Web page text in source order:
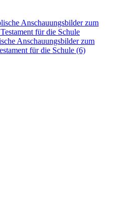
Anschauungsbilder zum
für die Schule (6)